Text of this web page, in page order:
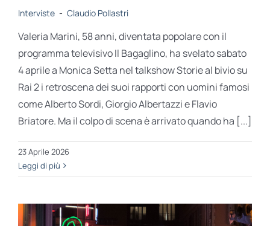
Interviste - Claudio Pollastri
Valeria Marini, 58 anni, diventata popolare con il
programma televisivo Il Bagaglino, ha svelato sabato
4 aprile a Monica Setta nel talkshow Storie al bivio su
Rai 2 i retroscena dei suoi rapporti con uomini famosi
come Alberto Sordi, Giorgio Albertazzi e Flavio
Briatore. Ma il colpo di scena è arrivato quando ha [...]
23 Aprile 2026
Leggi di più